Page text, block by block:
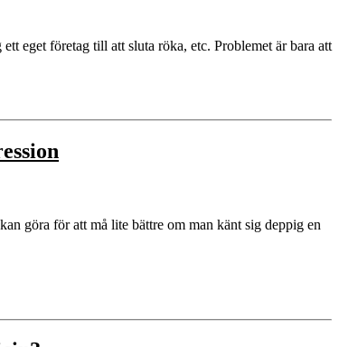
eget företag till att sluta röka, etc. Problemet är bara att
göra för att må lite bättre om man känt sig deppig en